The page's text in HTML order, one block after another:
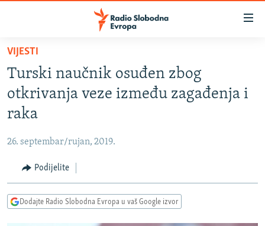
Pređite
glavni
sadržaj
Pređite
na
glavnu
navigaciju
Pređite
na
pretragu
VIJESTI
BOSNA I HERCEGOVINA
SRBIJA
CRNA GORA
VIZUELNO
RAT U UKRAJINI
VIJESTI
Turski naučnik osuđen zbog
otkrivanja veze između zagađenja i
raka
26. septembar/rujan, 2019.
Podijelite
Dodajte Radio Slobodna Evropa u vaš Google izvor